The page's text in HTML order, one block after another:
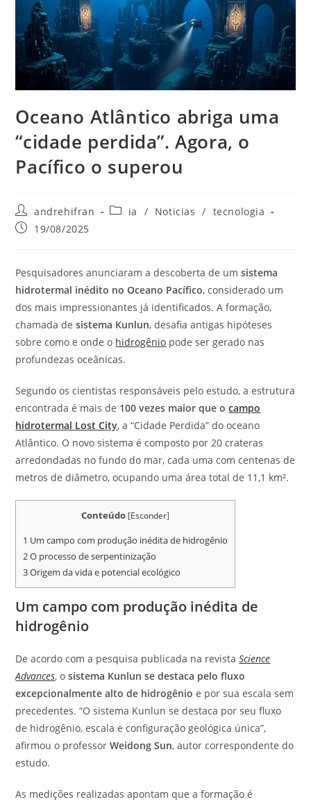
Oceano Atlântico abriga uma
“cidade perdida”. Agora, o
Pacífico o superou
andrehifran ia / Noticias / tecnologia
19/08/2025
Pesquisadores anunciaram a descoberta de umsistema
hidrotermal inédito no Oceano Pacífico, considerado um
dos mais impressionantes já identificados. A formação,
chamada desistema Kunlun, desafia antigas hipóteses
sobre como e onde o hidrogênio pode ser gerado nas
profundezas oceânicas.
Segundo os cientistas responsáveis pelo estudo, a estrutura
encontrada é mais de 100 vezes maior que ocampo
hidrotermal Lost City, a “Cidade Perdida” do oceano
Atlântico. O novo sistema é composto por 20 crateras
arredondadas no fundo do mar, cada uma com centenas de
metros de diâmetro, ocupando uma área total de 11,1 km².
Conteúdo [Esconder]
1 Um campo com produção inédita de hidrogênio
2O processo de serpentinização
3Origem da vida e potencial ecológico
Um campo com produção inédita de
hidrogênio
De acordo com a pesquisa publicada na revistaScience
Advances, osistema Kunlun se destaca pelo fluxo
excepcionalmente alto de hidrogênio e por sua escala sem
precedentes. “O sistema Kunlun se destaca por seu fluxo
de hidrogênio, escala e configuração geológica única”,
afirmou o professorWeidong Sun, autor correspondente do
estudo.
As medições realizadas apontam que a formação é